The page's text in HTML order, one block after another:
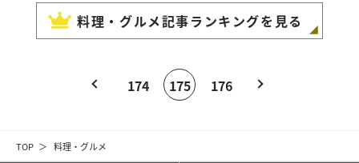
TOP 料理・グルメ
料理・グルメ記事ランキングを見る
174 175 176